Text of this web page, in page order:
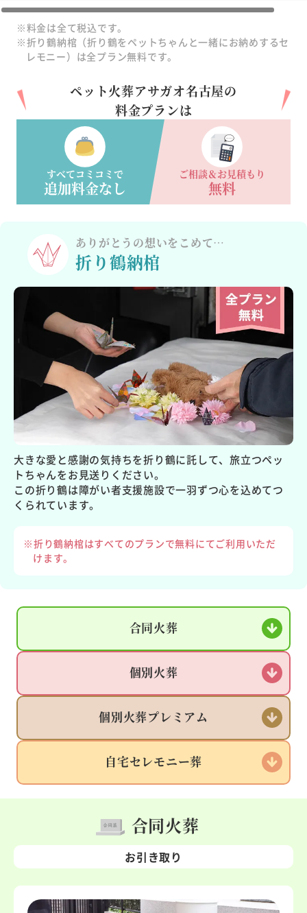
※料金は全て税込です。
※折り鶴納棺（折り鶴をペットちゃんと一緒にお納めするセ
レモニー）は全プラン無料です。
ペット火葬アサガオ名古屋の
料金プランは
すべてコミコミで
追加料金なし
ご相談＆お見積もり
無料
ありがとうの想いをこめて…
折り鶴納棺
大きな愛と感謝の気持ちを折り鶴に託して、旅立つペッ
トちゃんをお見送りください。
この折り鶴は障がい者支援施設で一羽ずつ心を込めてつ
くられています。
※折り鶴納棺はすべてのプランで無料にてご利用いただ
けます。
合同火葬
個別火葬
個別火葬プレミアム
自宅セレモニー葬
合同火葬
お引き取り